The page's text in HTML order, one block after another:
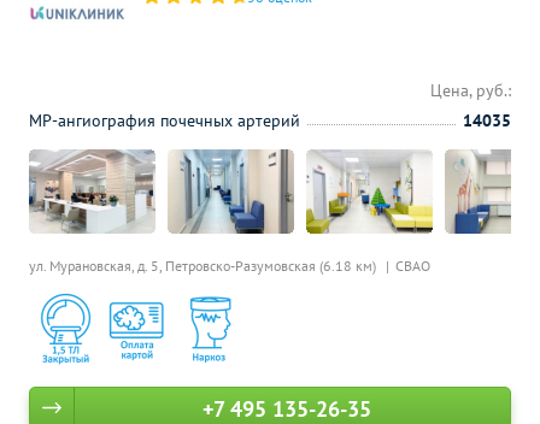
ул. Мурановская, д. 5, Петровско-Разумовская (6.18 км) СВАО
Цена, руб.:
МР-ангиография почечных артерий
14035
+7 495 135-26-35